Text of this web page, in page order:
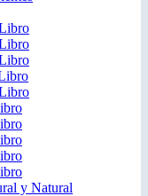
y Natural